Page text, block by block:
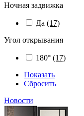
Ночная задвижка
Да (17)
Угол открывания
180° (17)
Показать
Сбросить
Новости